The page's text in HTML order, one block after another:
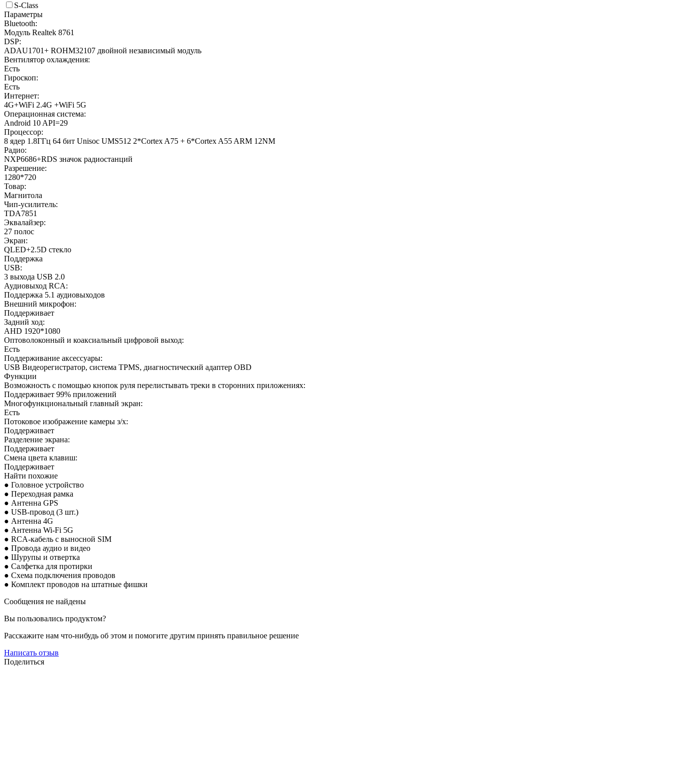
S-Class
Параметры
Bluetooth:
Модуль Realtek 8761
DSP:
ADAU1701+ ROHM32107 двойной независимый модуль
Вентилятор охлаждения:
Есть
Гироскоп:
Есть
Интернет:
4G+WiFi 2.4G +WiFi 5G
Операционная система:
Android 10 API=29
Процессор:
8 ядер 1.8ГГц 64 бит Unisoc UMS512 2*Cortex A75 + 6*Cortex A55 ARM 12NM
Радио:
NXP6686+RDS значок радиостанций
Разрешение:
1280*720
Товар:
Магнитола
Чип-усилитель:
TDA7851
Эквалайзер:
27 полос
Экран:
QLED+2.5D стекло
Поддержка
USB:
3 выхода USB 2.0
Аудиовыход RCA:
Поддержка 5.1 аудиовыходов
Внешний микрофон:
Поддерживает
Задний ход:
AHD 1920*1080
Оптоволоконный и коаксиальный цифровой выход:
Есть
Поддерживание аксессуары:
USB Видеорегистратор, система TPMS, диагностический адаптер OBD
Функции
Возможность с помощью кнопок руля перелистывать треки в сторонних приложениях:
Поддерживает 99% приложений
Многофункциональный главный экран:
Есть
Потоковое изображение камеры з/х:
Поддерживает
Разделение экрана:
Поддерживает
Смена цвета клавиш:
Поддерживает
Найти похожие
● Головное устройство
● Переходная рамка
● Антенна GPS
● USB-провод (3 шт.)
● Антенна 4G
● Антенна Wi-Fi 5G
● RCA-кабель с выносной SIM
● Провода аудио и видео
● Шурупы и отвертка
● Салфетка для протирки
● Схема подключения проводов
● Комплект проводов на штатные фишки
Сообщения не найдены
Вы пользовались продуктом?
Расскажите нам что-нибудь об этом и помогите другим принять правильное решение
Написать отзыв
Поделиться